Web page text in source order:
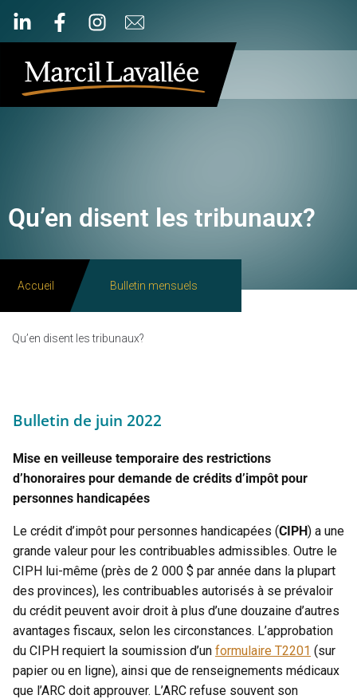
Qu’en disent les tribunaux?
Accueil Bulletin mensuels
Qu’en disent les tribunaux?
Bulletin de juin 2022
Mise en veilleuse temporaire des restrictions
d’honoraires pour demande de crédits d’impôt pour
personnes handicapées
Le crédit d’impôt pour personnes handicapées (CIPH) a une
grande valeur pour les contribuables admissibles. Outre le
CIPH lui-même (près de 2 000 $ par année dans la plupart
des provinces), les contribuables autorisés à se prévaloir
du crédit peuvent avoir droit à plus d’une douzaine d’autres
avantages fiscaux, selon les circonstances. L’approbation
du CIPH requiert la soumission d’un formulaire T2201 (sur
papier ou en ligne), ainsi que de renseignements médicaux
que l’ARC doit approuver. L’ARC refuse souvent son